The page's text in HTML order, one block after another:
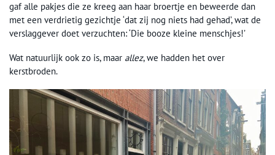
gaf alle pakjes die ze kreeg aan haar broertje en beweerde dan
met een verdrietig gezichtje ‘dat zij nog niets had gehad’, wat de
verslaggever doet verzuchten: ‘Die booze kleine menschjes!’
Wat natuurlijk ook zo is, maar allez, we hadden het over
kerstbroden.